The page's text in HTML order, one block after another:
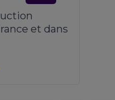
et dans